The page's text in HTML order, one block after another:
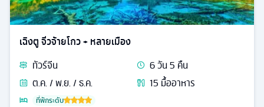
เฉิงตู จิ่วจ้ายโกว + หลายเมือง
ทัวร์จีน 6วัน5 คืน
ต.ค. / พ.ย. / ธ.ค.
15 มื้ออาหาร
ที่พักระดับ